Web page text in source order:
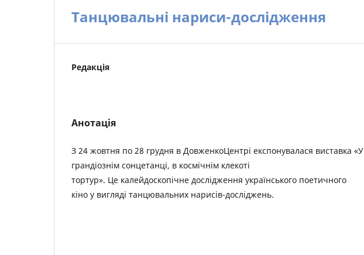
Танцювальні нариси-дослідження
Редакція
Анотація
З 24 жовтня по 28 грудня в ДовженкоЦентрі експонувалася виставка «У
грандіознім сонцетанці, в космічнім клекоті
тортур». Це калейдоскопічне дослідження українського поетичного
кіно у вигляді танцювальних нарисів-досліджень.